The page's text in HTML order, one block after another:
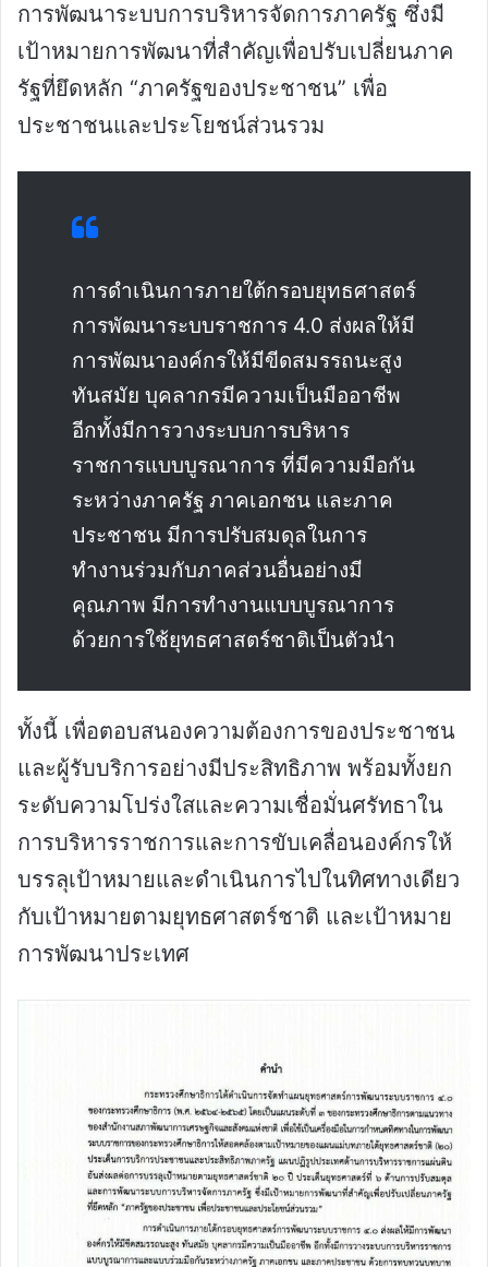
การพัฒนาระบบการบริหารจัดการภาครัฐ ซึ่งมี
เป้าหมายการพัฒนาที่สำคัญเพื่อปรับเปลี่ยนภาค
รัฐที่ยึดหลัก “ภาครัฐของประชาชน” เพื่อ
ประชาชนและประโยชน์ส่วนรวม
การดำเนินการภายใต้กรอบยุทธศาสตร์
การพัฒนาระบบราชการ 4.0 ส่งผลให้มี
การพัฒนาองค์กรให้มีขีดสมรรถนะสูง
ทันสมัย บุคลากรมีความเป็นมืออาชีพ
อีกทั้งมีการวางระบบการบริหาร
ราชการแบบบูรณาการ ที่มีความมือกัน
ระหว่างภาครัฐ ภาคเอกชน และภาค
ประชาชน มีการปรับสมดุลในการ
ทำงานร่วมกับภาคส่วนอื่นอย่างมี
คุณภาพ มีการทำงานแบบบูรณาการ
ด้วยการใช้ยุทธศาสตร์ชาติเป็นตัวนำ
ทั้งนี้ เพื่อตอบสนองความต้องการของประชาชน
และผู้รับบริการอย่างมีประสิทธิภาพ พร้อมทั้งยก
ระดับความโปร่งใสและความเชื่อมั่นศรัทธาใน
การบริหารราชการและการขับเคลื่อนองค์กรให้
บรรลุเป้าหมายและดำเนินการไปในทิศทางเดียว
กับเป้าหมายตามยุทธศาสตร์ชาติ และเป้าหมาย
การพัฒนาประเทศ